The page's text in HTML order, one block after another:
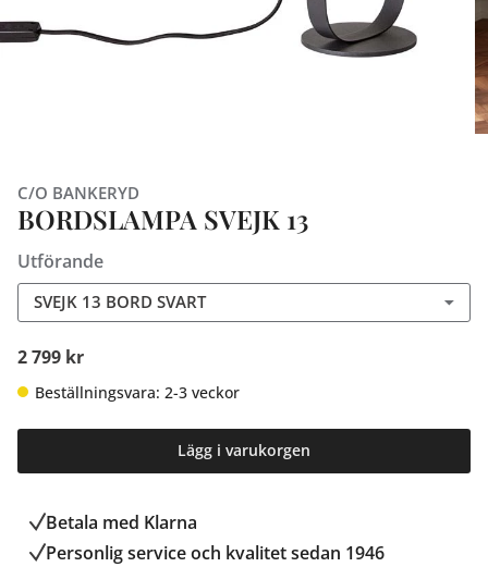
C/O BANKERYD
BORDSLAMPA SVEJK 13
Utförande
SVEJK 13 BORD SVART
2 799 kr
Beställningsvara: 2-3 veckor
Lägg i varukorgen
Betala med Klarna
Personlig service och kvalitet sedan 1946